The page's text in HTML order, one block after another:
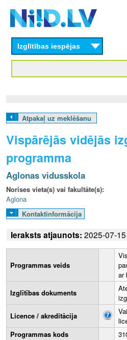
content
L
V
Izglītības iespējas
Atpakaļ uz meklēšanu
Vispārējās vidējās
programma
Aglonas vidusskola
Norises vieta(s) vai fakultāte(s):
Aglona
Kontaktinformācija
Ieraksts atjaunots: 2025-07-15
Programmas veids
ar
Izglītības dokuments
Licence / akreditācija
Programmas kods